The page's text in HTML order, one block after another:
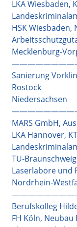
LKA Wiesbaden,
HSK Wiesbaden,
Mecklenburg-
Sanierung
Rostock
Niedersachsen
MARS GmbH,
LKA Hannover,
TU-
Laserlabore und
Nordrhein-
Berufskolleg
FH Köln,